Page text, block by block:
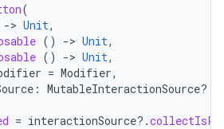
(
-> Unit,
() -> Unit,
() -> Unit,
= Modifier,
: MutableInteractionSource?
= interactionSource?.